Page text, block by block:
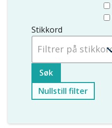
Stikkord
Nullstill filter